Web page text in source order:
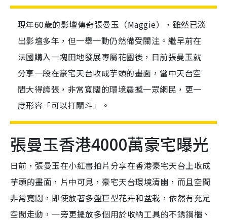
現年60歲的影壇傳奇張曼玉（Maggie），雖然已淡
出影壇多年，但一舉一動仍然備受關注。繼早前在
法國購入一塊田地發展專屬花園後，日前張曼玉就
分享一段在豪宅天台收成芋頭的畫面，當中天台空
間大得誇張，非常寬闊的環境震撼一眾網民，更一
度形容「可以打關斗」。
張曼玉香港4000萬豪宅曝光
日前，張曼玉在小紅書拍片分享在香港豪宅天台上收成
芋頭的畫面，片中可見，豪宅天台環境清幽，而且空間
非常寬闊，即使放著多盤巨型花卉和盆栽，依然有充足
空間走動，一旁更擺放多個用於收納工具的不銹鋼櫃、